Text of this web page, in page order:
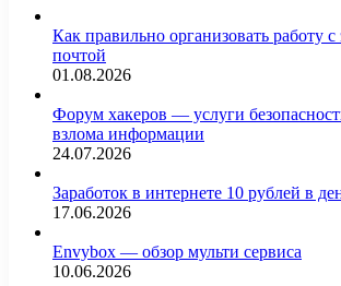
Как правильно организовать работу
почтой
01.08.2026
Форум хакеров — услуги
взлома информации
24.07.2026
Заработок в интернете 10 рублей в
17.06.2026
Envybox — обзор мульти сервиса
10.06.2026